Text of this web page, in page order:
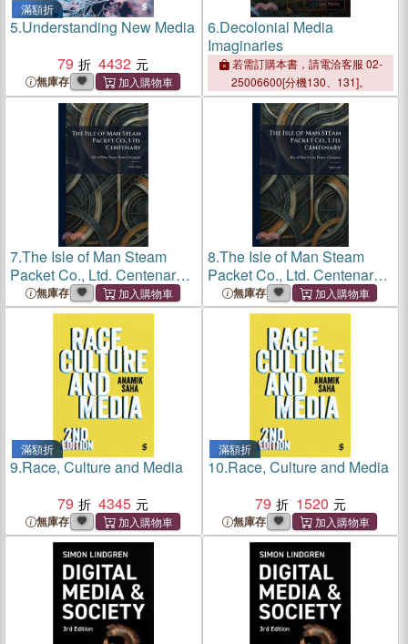
滿額折
5.Understanding New Media
79
4432
無庫存
6.Decolonial Media
Imaginaries
若需訂購本書，請電洽客服 02-
25006600[分機130、131]。
7.The Isle of Man Steam
Packet Co., Ltd. Centenary:
1830-1930
無庫存
8.The Isle of Man Steam
Packet Co., Ltd. Centenary:
1830-1930
無庫存
滿額折
9.Race, Culture and Media
79
4345
無庫存
滿額折
10.Race, Culture and Media
79
1520
無庫存